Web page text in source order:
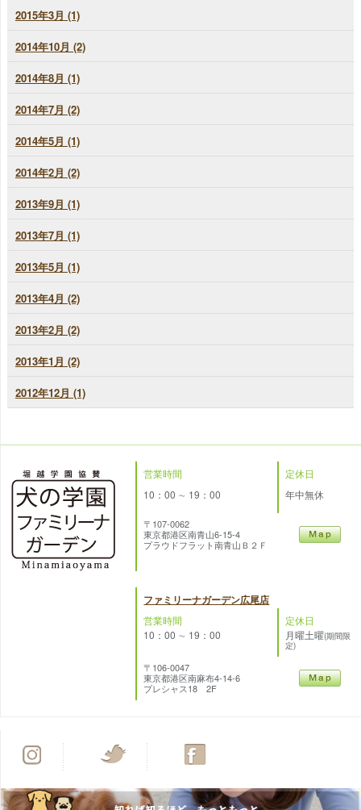
2015年3月 (1)
2014年10月 (2)
2014年8月 (1)
2014年7月 (2)
2014年5月 (1)
2014年2月 (2)
2013年9月 (1)
2013年7月 (1)
2013年5月 (1)
2013年4月 (2)
2013年2月 (2)
2013年1月 (2)
2012年12月 (1)
営業時間
定休日
10：00 ∼ 19：00
年中無休
〒107-0062
東京都港区南青山6-15-4
プラウドフラット南青山Ｂ２Ｆ
ファミリーナガーデン広尾店
営業時間
定休日
10：00 ∼ 19：00
月曜土曜(期間限
定)
〒106-0047
東京都港区南麻布4-14-6
プレシャス18 2F